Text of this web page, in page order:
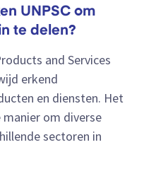
UNPSC om
te delen?
and Services
erkend
en diensten. Het
om diverse
sectoren in